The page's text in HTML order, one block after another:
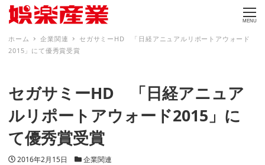
MENU
ホーム 企業関連
セガサミーHD 「日経アニュアルリポートアウォード
2015」にて優秀賞受賞
セガサミーHD 「日経アニュア
ルリポートアウォード2015」に
て優秀賞受賞
投稿日
2016年2月15日 カテゴリー
企業関連